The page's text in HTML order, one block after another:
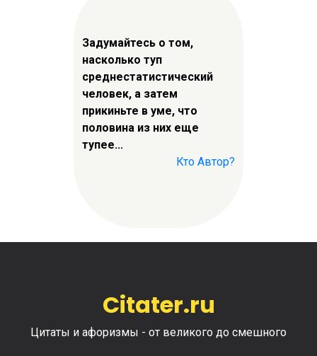
Задумайтесь о том,
насколько туп
среднестатистический
человек, а затем
прикиньте в уме, что
половина из них еще
тупее...
Кто Автор?
Citater.ru
Цитаты и афоризмы - от великого до смешного